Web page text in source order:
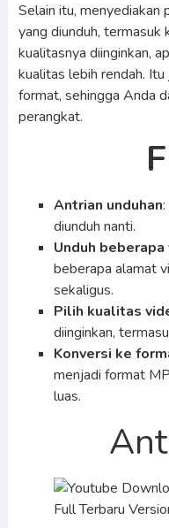
Selain itu, menyediakan
yang diunduh, termasuk
kualitasnya diinginkan,
kualitas lebih rendah.
format, sehingga Anda
perangkat.
Antrian unduhan
diunduh nanti.
Unduh
beberapa alamat
sekaligus.
Pilih kualitas
diinginkan,
Konversi ke
menjadi format
luas.